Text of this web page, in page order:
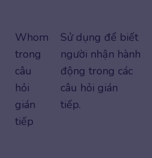
Whom
trong
câu
hỏi
gián
tiếp
Sử dụng để biết
người nhận hành
động trong các
câu hỏi gián
tiếp.